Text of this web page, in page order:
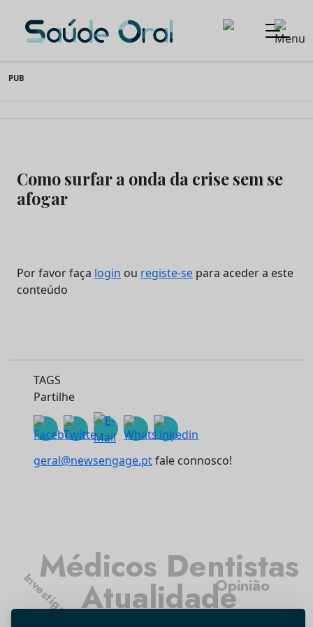
to
content
Saúde Oral
PUB
Como surfar a onda da crise sem se
afogar
Por favor faça login ou registe-se para aceder a este
conteúdo
TAGS
Partilhe
geral@newsengage.ptfale connosco!
Atualidade
Médicos Dentistas
Opinião
Investigação